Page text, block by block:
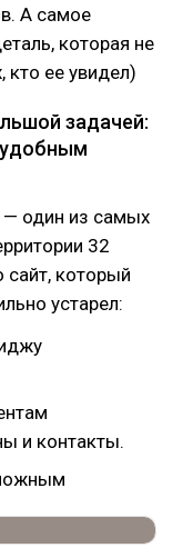
А самое
которая не
кто ее увидел)
задачей:
— один из самых
32
сайт, который
устарел:
и контакты.